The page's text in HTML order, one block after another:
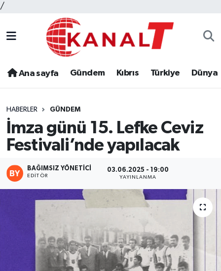
/
Ana sayfa Gündem Kıbrıs Türkiye Dünya
HABERLER GÜNDEM
İmza günü 15. Lefke Ceviz
Festivali’nde yapılacak
BAĞIMSIZ YÖNETICI
EDITÖR
03.06.2025 - 19:00
YAYINLANMA